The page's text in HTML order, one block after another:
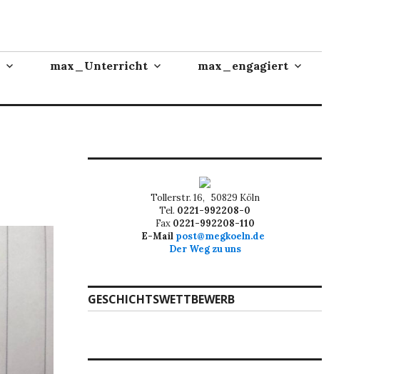
max_Unterricht
max_engagiert
Tollerstr. 16, 50829 Köln
Tel. 0221-992208-0
Fax 0221-992208-110
E-Mail post@megkoeln.de
Der Weg zu uns
GESCHICHTSWETTBEWERB